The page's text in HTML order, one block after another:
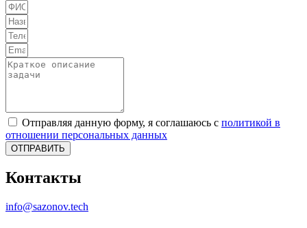
Отправляя данную форму, я соглашаюсь с политикой в
отношении персональных данных
ОТПРАВИТЬ
Контакты
info@sazonov.tech